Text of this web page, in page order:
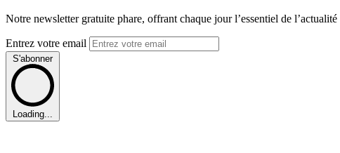
Notre newsletter gratuite phare, offrant chaque jour l’essentiel de
Entrez votre email
S'abonner
Loading...